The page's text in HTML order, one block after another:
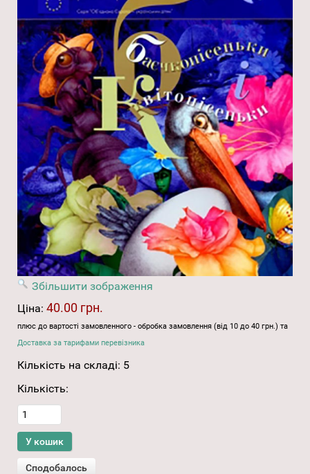
Збільшити зображення
Ціна: 40.00 грн.
плюс до вартості замовленного - обробка замовлення (від 10 до 40 грн.) та
Доставка за тарифами перевізника
Кількість на складі: 5
Кількість: